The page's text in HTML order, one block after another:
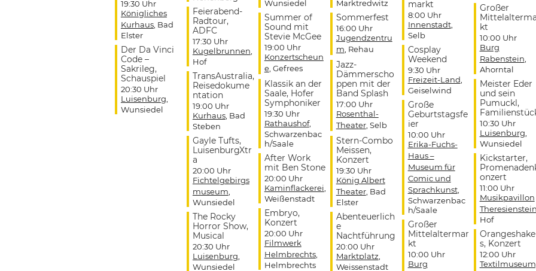
19:30 Uhr
Königliches
Kurhaus, Bad
Elster
Der Da Vinci
Code –
Sakrileg,
Schauspiel
20:30 Uhr
Luisenburg,
Wunsiedel
Feierabend-
Radtour,
ADFC
17:30 Uhr
Kugelbrunnen,
Hof
TransAustralia,
Reisedokume
ntation
19:00 Uhr
Kurhaus, Bad
Steben
Gayle Tufts,
LuisenburgXtr
a
20:00 Uhr
Fichtelgebirgs
museum,
Wunsiedel
The Rocky
Horror Show,
Musical
20:30 Uhr
Luisenburg,
Wunsiedel
Wunsiedel
Summer of
Sound mit
Stevie McGee
19:00 Uhr
Konzertscheun
e, Gefrees
Klassik an der
Saale, Hofer
Symphoniker
19:30 Uhr
Rathaushof,
Schwarzenbac
h/Saale
After Work
mit Ben Stone
20:00 Uhr
Kaminflackerei,
Weißenstadt
Embryo,
Konzert
20:00 Uhr
Filmwerk
Helmbrechts,
Helmbrechts
Marktredwitz
Sommerfest
16:00 Uhr
Jugendzentru
m, Rehau
Jazz-
Dämmerscho
ppen mit der
Band Splash
17:00 Uhr
Rosenthal-
Theater, Selb
Stern-Combo
Meissen,
Konzert
19:30 Uhr
König Albert
Theater, Bad
Elster
Abenteuerlich
e
Nachtführung
20:00 Uhr
Marktplatz,
Weissenstadt
markt
8:00 Uhr
Innenstadt,
Selb
Cosplay
Weekend
9:30 Uhr
Freizeit-Land,
Geiselwind
Große
Geburtstagsfe
ier
10:00 Uhr
Erika-Fuchs-
Haus –
Museum für
Comic und
Sprachkunst,
Schwarzenbac
h/Saale
Großer
Mittelaltermar
kt
10:00 Uhr
Burg
Großer
kt
10:00 Uhr
Burg
Rabenstein,
Ahorntal
Meister Eder
und sein
Pumuckl,
10:30 Uhr
Luisenburg,
Wunsiedel
Kickstarter,
onzert
11:00 Uhr
Musikpavillon
Hof
s, Konzert
12:00 Uhr